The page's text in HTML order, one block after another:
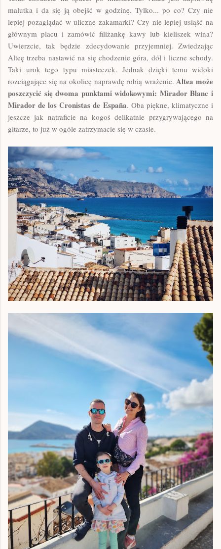
malutka i da się ją obejść w godzinę. Tylko... po co? Czy nie
lepiej pozaglądać w uliczne zakamarki? Czy nie lepiej usiąść na
głównym placu i zamówić filiżankę kawy lub kieliszek wina?
Uwierzcie, tak będzie zdecydowanie przyjemniej. Zwiedzając
Alteę trzeba nastawić na się chodzenie góra, dół i liczne schody.
Taki urok tego typu miasteczek. Jednak dzięki temu widoki
rozciągające się na okolicę naprawdę robią wrażenie. Altea może
poszczycić się dwoma punktami widokowymi: Mirador Blanc i
Mirador de los Cronistas de España. Oba piękne, klimatyczne i
jeszcze jak natraficie na kogoś delikatnie przygrywającego na
gitarze, to już w ogóle zatrzymacie się w czasie.